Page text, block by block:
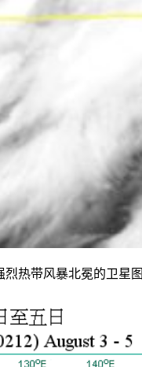
烈热带风暴北冕的卫星